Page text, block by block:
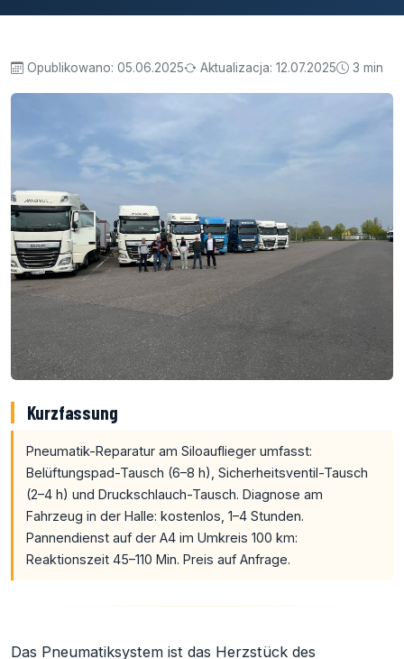
Opublikowano: 05.06.2025 Aktualizacja: 12.07.2025 3 min
Kurzfassung
Pneumatik-Reparatur am Siloauflieger umfasst:
Belüftungspad-Tausch (6–8 h), Sicherheitsventil-Tausch
(2–4 h) und Druckschlauch-Tausch. Diagnose am
Fahrzeug in der Halle: kostenlos, 1–4 Stunden.
Pannendienst auf der A4 im Umkreis 100 km:
Reaktionszeit 45–110 Min. Preis auf Anfrage.
Das Pneumatiksystem ist das Herzstück des